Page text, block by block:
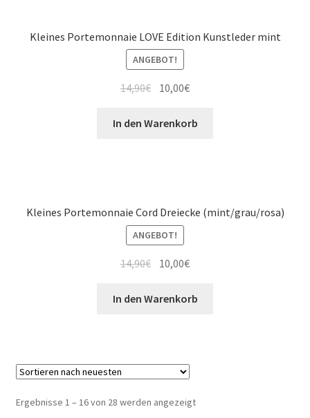
Kleines Portemonnaie LOVE Edition Kunstleder mint
ANGEBOT!
14,90€ 10,00€
In den Warenkorb
Kleines Portemonnaie Cord Dreiecke (mint/grau/rosa)
ANGEBOT!
14,90€ 10,00€
In den Warenkorb
Ergebnisse 1 – 16 von 28 werden angezeigt